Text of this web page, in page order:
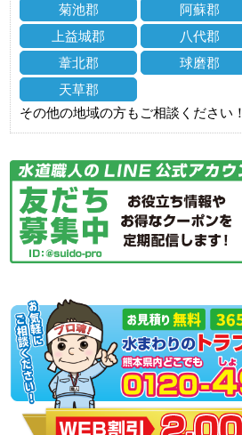
菊池郡
阿蘇郡
上益城郡
八代郡
葦北郡
球磨郡
天草郡
その他の地域の方もご相談ください！